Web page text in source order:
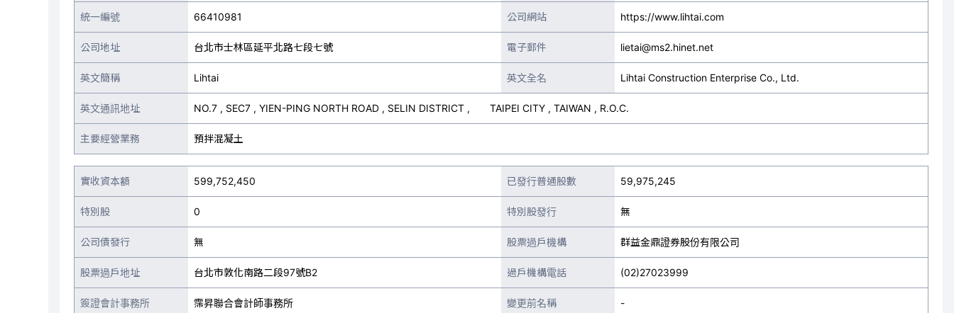
統一編號 66410981 公司網站 https://www.lihtai.com
公司地址 台北市士林區延平北路七段七號 電子郵件 lietai@ms2.hinet.net
英文簡稱 Lihtai 英文全名 Lihtai Construction Enterprise Co., Ltd.
英文通訊地址 NO.7 , SEC7 , YIEN-PING NORTH ROAD , SELIN DISTRICT , TAIPEI CITY , TAIWAN , R.O.C.
主要經營業務 預拌混凝土
實收資本額 599,752,450 已發行普通股數 59,975,245
特別股 0 特別股發行 無
公司債發行 無 股票過戶機構 群益金鼎證券股份有限公司
股票過戶地址 台北市敦化南路二段97號B2 過戶機構電話 (02)27023999
簽證會計事務所 霈昇聯合會計師事務所 變更前名稱 -